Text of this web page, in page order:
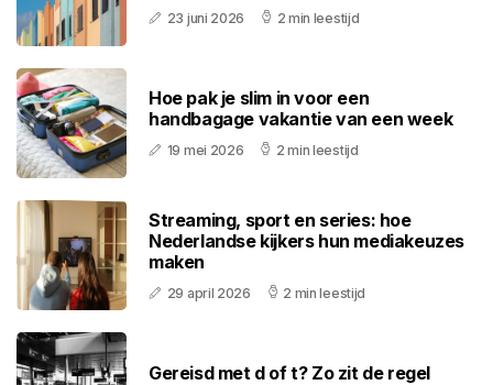
23 juni 2026 2 min leestijd
Hoe pak je slim in voor een
handbagage vakantie van een week
19 mei 2026 2 min leestijd
Streaming, sport en series: hoe
Nederlandse kijkers hun mediakeuzes
maken
29 april 2026 2 min leestijd
Gereisd met d of t? Zo zit de regel